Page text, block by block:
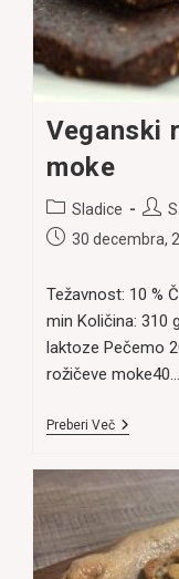
Veganski
moke
Post
category:
Sladice
Post
Post30 decembra,
Težavnost: 10 %
min Količina: 310
laktoze Pečemo
rožičeve moke40…
Preberi VečVeganski